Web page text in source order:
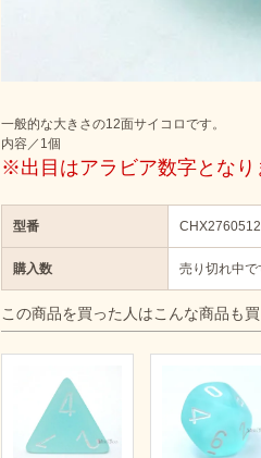
一般的な大きさの12面サイコロです。
内容／1個
※出目はアラビア数字となり
型番 CHX2760512
購入数 売り切れ中で
この商品を買った人はこんな商品も